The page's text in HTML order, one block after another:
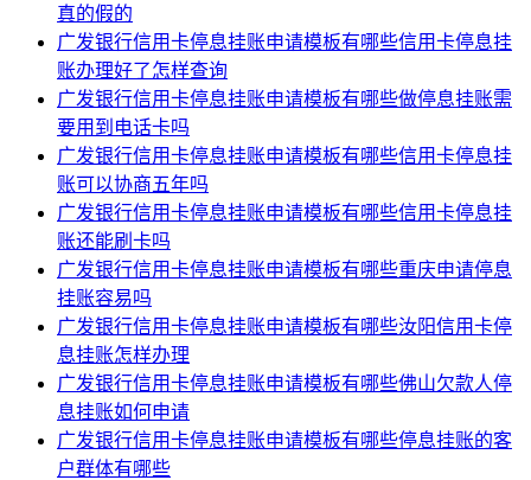
真的假的
广发银行信用卡停息挂账申请模板有哪些信用卡停息挂
账办理好了怎样查询
广发银行信用卡停息挂账申请模板有哪些做停息挂账需
要用到电话卡吗
广发银行信用卡停息挂账申请模板有哪些信用卡停息挂
账可以协商五年吗
广发银行信用卡停息挂账申请模板有哪些信用卡停息挂
账还能刷卡吗
广发银行信用卡停息挂账申请模板有哪些重庆申请停息
挂账容易吗
广发银行信用卡停息挂账申请模板有哪些汝阳信用卡停
息挂账怎样办理
广发银行信用卡停息挂账申请模板有哪些佛山欠款人停
息挂账如何申请
广发银行信用卡停息挂账申请模板有哪些停息挂账的客
户群体有哪些